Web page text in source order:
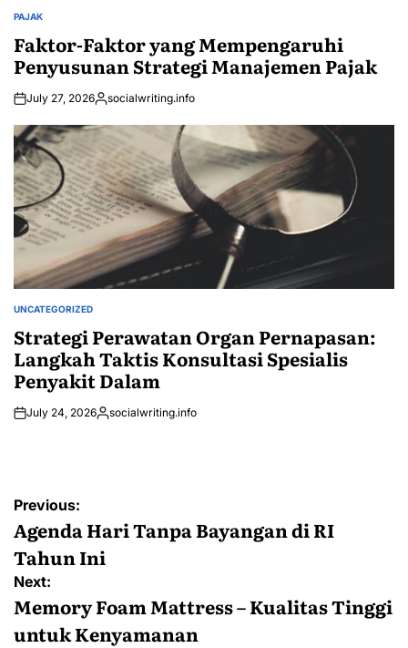
POSTED
PAJAK
Faktor-Faktor yang Mempengaruhi
Penyusunan Strategi Manajemen Pajak
July 27, 2026Posted
socialwriting.info
POSTED
UNCATEGORIZED
Strategi Perawatan Organ Pernapasan:
Langkah Taktis Konsultasi Spesialis
Penyakit Dalam
July 24, 2026Posted
socialwriting.info
Post
navigation
Previous:
Agenda Hari Tanpa Bayangan di RI
Tahun Ini
Next:
Memory Foam Mattress – Kualitas Tinggi
untuk Kenyamanan